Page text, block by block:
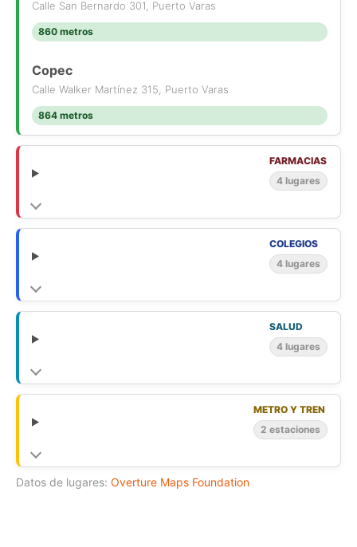
Calle San Bernardo 301, Puerto Varas
860 metros
Copec
Calle Walker Martínez 315, Puerto Varas
864 metros
FARMACIAS
4 lugares
COLEGIOS
4 lugares
SALUD
4 lugares
METRO Y TREN
2 estaciones
Datos de lugares: Overture Maps Foundation